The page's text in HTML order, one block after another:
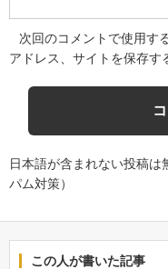
次回のコメントで使用す
アドレス、サイトを保存す
日本語が含まれない投稿は
パム対策）
この人が書いた記事